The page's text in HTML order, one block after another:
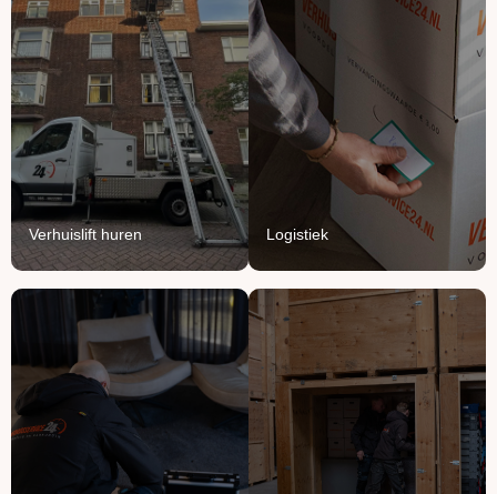
Verhuislift huren
Verhuislift
huren
Breng je verhuizing naar
grote hoogte met onze
verhuisliften.
Lees Meer
Logistiek
Logistiek
We vullen onze vrachten
aan met jouw meubels en
producten.
Handyman
service
Voor het ophangen,
monteren en demonteren
Ontruimen
Opruimen of ontruimen:
van knusse flat tot groot
bedrijfspand.